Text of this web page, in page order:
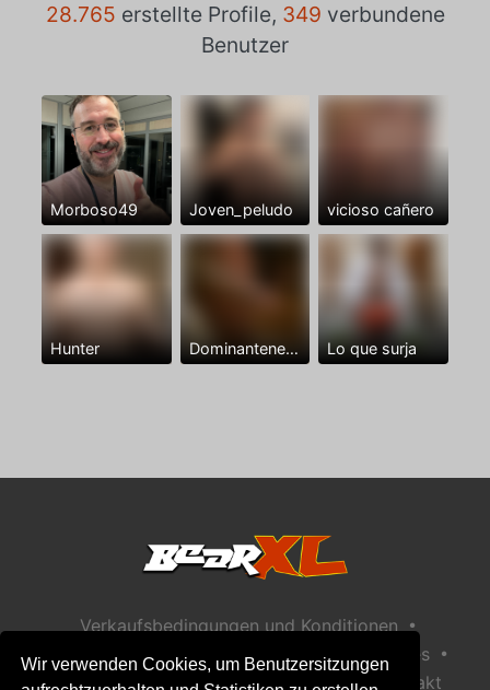
Wir verwenden Cookies, um Benutzersitzungen
28.765 erstellte Profile, 349 verbundene
Benutzer
Morboso49 Joven_peludo vicioso cañero
Hunter Dominantenegro ya Lo que surja
Verkaufsbedingungen und Konditionen •
Datenschutzerklärung Richtlinie zu Cookies •
Richtlinie zur Kindersicherheit Hilfe / Kontakt